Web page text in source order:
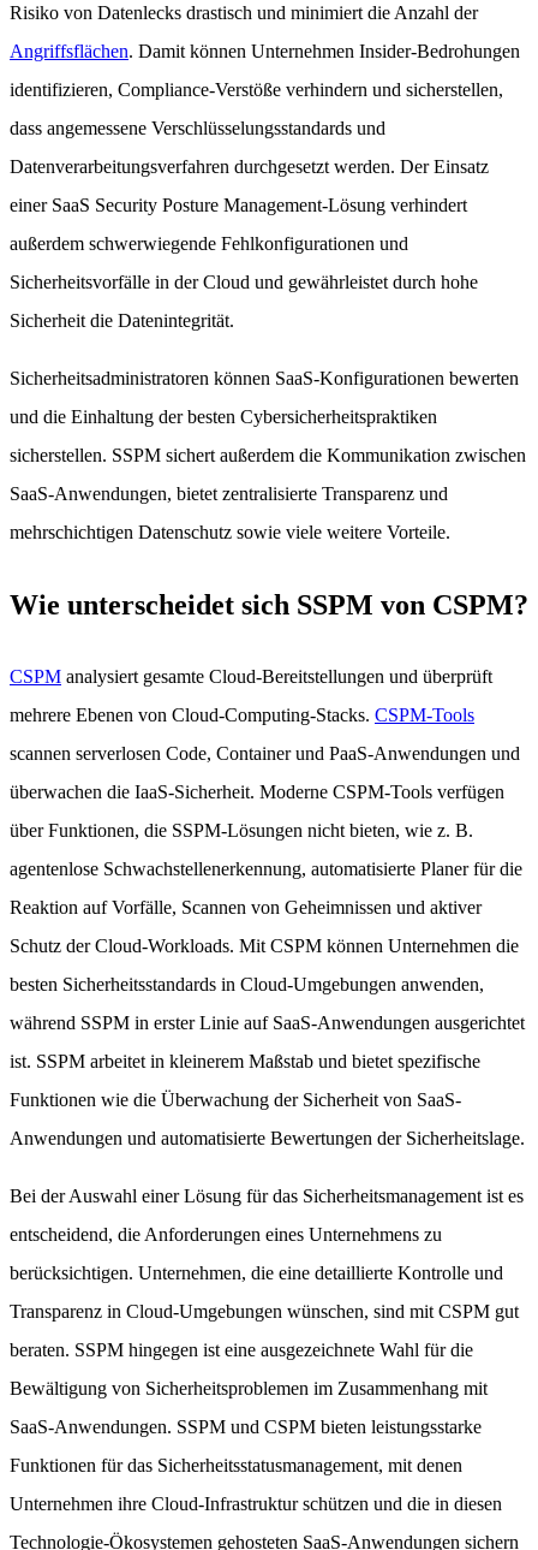
Risiko von Datenlecks drastisch und minimiert die Anzahl der
Angriffsflächen. Damit können Unternehmen Insider-Bedrohungen
identifizieren, Compliance-Verstöße verhindern und sicherstellen,
dass angemessene Verschlüsselungsstandards und
Datenverarbeitungsverfahren durchgesetzt werden. Der Einsatz
einer SaaS Security Posture Management-Lösung verhindert
außerdem schwerwiegende Fehlkonfigurationen und
Sicherheitsvorfälle in der Cloud und gewährleistet durch hohe
Sicherheit die Datenintegrität.
Sicherheitsadministratoren können SaaS-Konfigurationen bewerten
und die Einhaltung der besten Cybersicherheitspraktiken
sicherstellen. SSPM sichert außerdem die Kommunikation zwischen
SaaS-Anwendungen, bietet zentralisierte Transparenz und
mehrschichtigen Datenschutz sowie viele weitere Vorteile.
Wie unterscheidet sich SSPM von CSPM?
CSPM analysiert gesamte Cloud-Bereitstellungen und überprüft
mehrere Ebenen von Cloud-Computing-Stacks. CSPM-Tools
scannen serverlosen Code, Container und PaaS-Anwendungen und
überwachen die IaaS-Sicherheit. Moderne CSPM-Tools verfügen
über Funktionen, die SSPM-Lösungen nicht bieten, wie z. B.
agentenlose Schwachstellenerkennung, automatisierte Planer für die
Reaktion auf Vorfälle, Scannen von Geheimnissen und aktiver
Schutz der Cloud-Workloads. Mit CSPM können Unternehmen die
besten Sicherheitsstandards in Cloud-Umgebungen anwenden,
während SSPM in erster Linie auf SaaS-Anwendungen ausgerichtet
ist. SSPM arbeitet in kleinerem Maßstab und bietet spezifische
Funktionen wie die Überwachung der Sicherheit von SaaS-
Anwendungen und automatisierte Bewertungen der Sicherheitslage.
Bei der Auswahl einer Lösung für das Sicherheitsmanagement ist es
entscheidend, die Anforderungen eines Unternehmens zu
berücksichtigen. Unternehmen, die eine detaillierte Kontrolle und
Transparenz in Cloud-Umgebungen wünschen, sind mit CSPM gut
beraten. SSPM hingegen ist eine ausgezeichnete Wahl für die
Bewältigung von Sicherheitsproblemen im Zusammenhang mit
SaaS-Anwendungen. SSPM und CSPM bieten leistungsstarke
Funktionen für das Sicherheitsstatusmanagement, mit denen
Unternehmen ihre Cloud-Infrastruktur schützen und die in diesen
Technologie-Ökosystemen gehosteten SaaS-Anwendungen sichern